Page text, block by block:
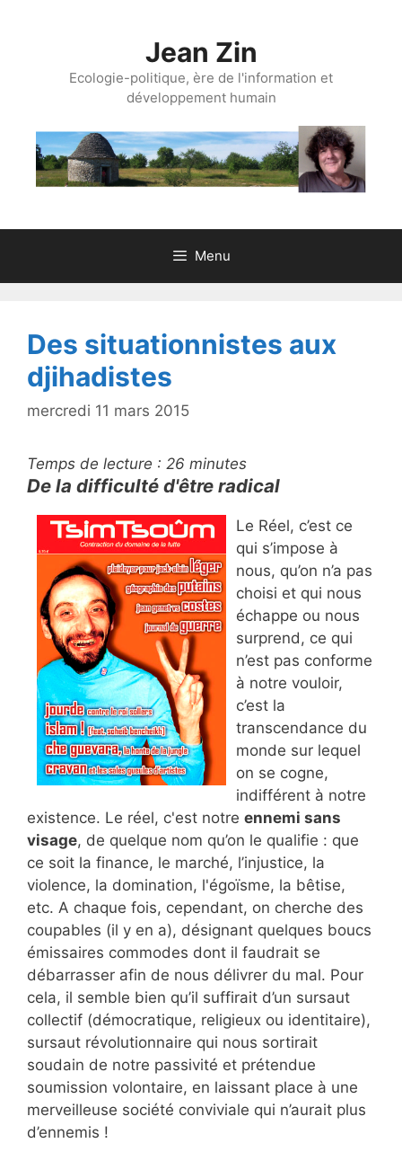
Jean Zin
Ecologie-politique, ère de l'information et
développement humain
Menu
Des situationnistes aux
djihadistes
mercredi 11 mars 2015
Temps de lecture : 26 minutes
De la difficulté d'être radical
Le Réel, c’est ce
qui s’impose à
nous, qu’on n’a pas
choisi et qui nous
échappe ou nous
surprend, ce qui
n’est pas conforme
à notre vouloir,
c’est la
transcendance du
monde sur lequel
on se cogne,
indifférent à notre
existence. Le réel, c'est notre ennemi sans
visage, de quelque nom qu’on le qualifie : que
ce soit la finance, le marché, l’injustice, la
violence, la domination, l'égoïsme, la bêtise,
etc. A chaque fois, cependant, on cherche des
coupables (il y en a), désignant quelques boucs
émissaires commodes dont il faudrait se
débarrasser afin de nous délivrer du mal. Pour
cela, il semble bien qu’il suffirait d’un sursaut
collectif (démocratique, religieux ou identitaire),
sursaut révolutionnaire qui nous sortirait
soudain de notre passivité et prétendue
soumission volontaire, en laissant place à une
merveilleuse société conviviale qui n’aurait plus
d’ennemis !